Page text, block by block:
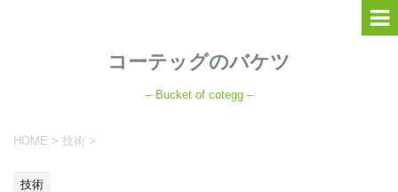
コーテッグのバケツ
– Bucket of cotegg –
HOME > 技術 >
技術